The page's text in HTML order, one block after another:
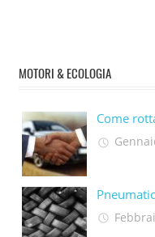
MOTORI & ECOLOGIA
Come